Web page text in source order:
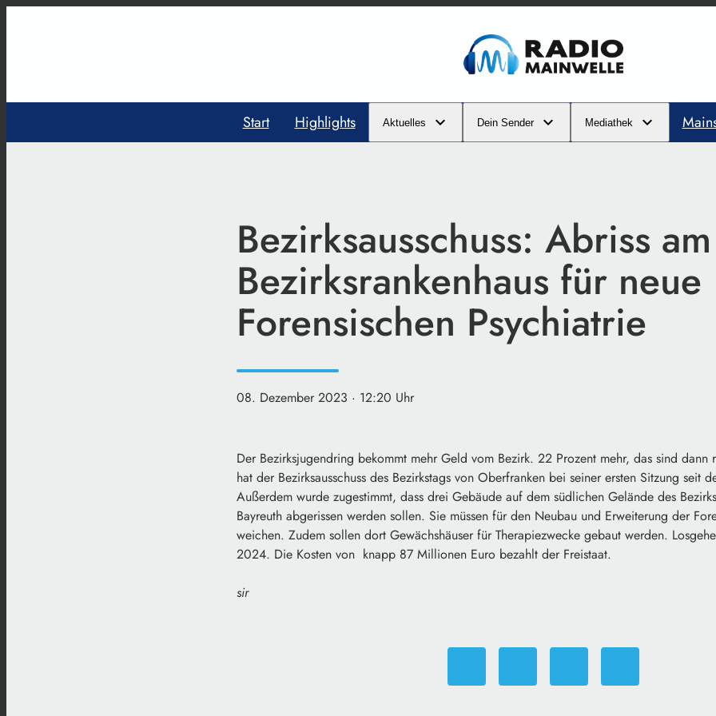
Start Highlights Aktuelles Dein Sender Mediathek
Bezirksausschuss: Abriss am
Bezirksrankenhaus für neue
Forensischen Psychiatrie
08. Dezember 2023 · 12:20 Uhr
Der Bezirksjugendring bekommt mehr Geld vom Bezirk. 22 Prozent mehr, das sind
hat der Bezirksausschuss des Bezirkstags von Oberfranken bei seiner ersten Sitzung seit
Außerdem wurde zugestimmt, dass drei Gebäude auf dem südlichen Gelände des
Bayreuth abgerissen werden sollen. Sie müssen für den Neubau und Erweiterung der
weichen. Zudem sollen dort Gewächshäuser für Therapiezwecke gebaut werden.
2024. Die Kosten von knapp 87 Millionen Euro bezahlt der Freistaat.
sir